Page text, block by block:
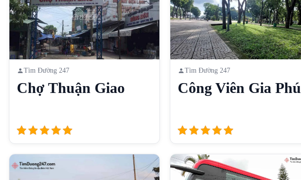
Tìm Đường 247
Chợ Thuận Giao
Tìm Đường 247
Công Viên Gia Phú